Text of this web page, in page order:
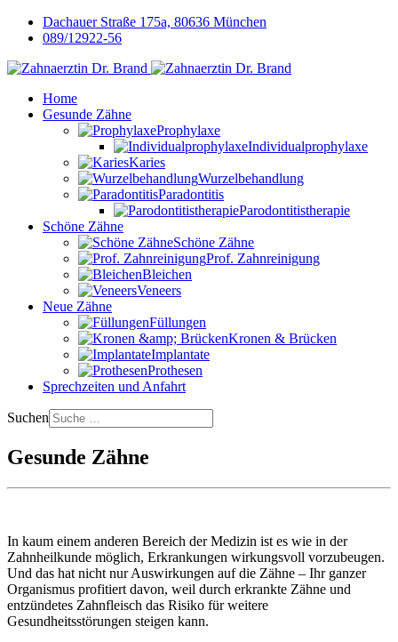
Dachauer Straße 175a, 80636 München
089/12922-56
Home
Gesunde Zähne
Prophylaxe
Individualprophylaxe
Karies
Wurzelbehandlung
Paradontitis
Parodontitistherapie
Schöne Zähne
Schöne Zähne
Prof. Zahnreinigung
Bleichen
Veneers
Neue Zähne
Füllungen
Kronen & Brücken
Implantate
Prothesen
Sprechzeiten und Anfahrt
Suchen
Gesunde Zähne
In kaum einem anderen Bereich der Medizin ist es wie in der
Zahnheilkunde möglich, Erkrankungen wirkungsvoll vorzubeugen.
Und das hat nicht nur Auswirkungen auf die Zähne – Ihr ganzer
Organismus profitiert davon, weil durch erkrankte Zähne und
entzündetes Zahnfleisch das Risiko für weitere
Gesundheitsstörungen steigen kann.